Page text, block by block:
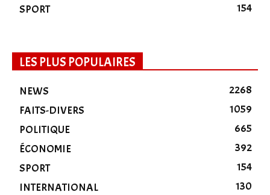
SPORT
154
LES PLUS POPULAIRES
NEWS
2268
FAITS-DIVERS
1059
POLITIQUE
665
ÉCONOMIE
392
SPORT
154
INTERNATIONAL
130